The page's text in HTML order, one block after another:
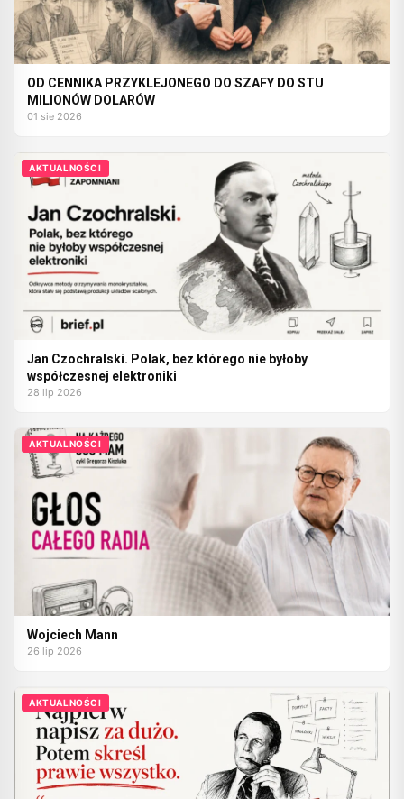
OD CENNIKA PRZYKLEJONEGO DO SZAFY DO STU
MILIONÓW DOLARÓW
01 sie 2026
AKTUALNOŚCI
Jan Czochralski. Polak, bez którego nie byłoby
współczesnej elektroniki
28 lip 2026
AKTUALNOŚCI
Wojciech Mann
26 lip 2026
AKTUALNOŚCI